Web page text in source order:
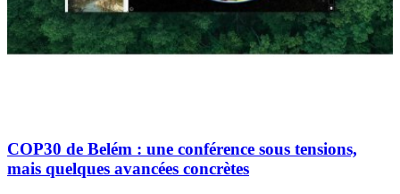
COP30 de Belém : une conférence sous tensions,
mais quelques avancées concrètes